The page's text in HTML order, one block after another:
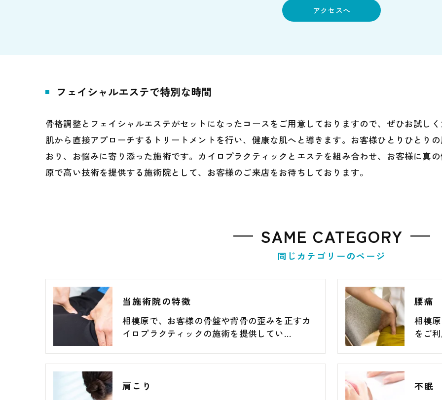
アクセスへ
フェイシャルエステで特別な時間
骨格調整とフェイシャルエステがセットになったコースをご用意しておりますので、ぜひお試し
肌から直接アプローチするトリートメントを行い、健康な肌へと導きます。お客様ひとりひとり
おり、お悩みに寄り添った施術です。カイロプラクティックとエステを組み合わせ、お客様に真
原で高い技術を提供する施術院として、お客様のご来店をお待ちしております。
同じカテゴリーのページ
SAME CATEGORY
当施術院の特徴
相模原で、お客様の骨盤や背骨の歪みを正すカ
イロプラクティックの施術を提供してい…
腰痛
相模
をご
肩こり 不眠